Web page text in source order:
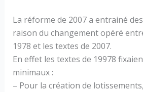
La réforme de 2007 a entrainé
raison du changement opéré
1978 et les textes de 2007.
En effet les textes de 19978
minimaux :
– Pour la création de